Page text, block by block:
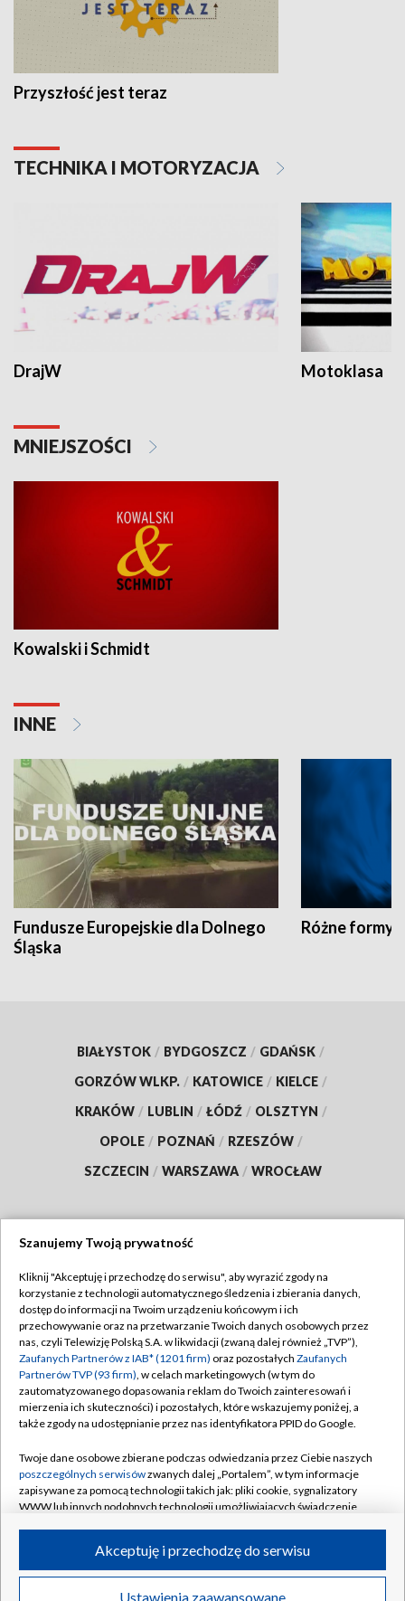
Przyszłość jest teraz
TECHNIKA I MOTORYZACJA
DrajW Motoklasa
MNIEJSZOŚCI
Kowalski i Schmidt
INNE
Fundusze Europejskie dla Dolnego
Śląska
Różne formy
BIAŁYSTOK / BYDGOSZCZ / GDAŃSK /
GORZÓW WLKP. / KATOWICE / KIELCE /
KRAKÓW / LUBLIN / ŁÓDŹ / OLSZTYN /
OPOLE / POZNAŃ / RZESZÓW /
SZCZECIN / WARSZAWA / WROCŁAW
TVP
Abonament TVP
Emisja w TVP
Centrum informacji TVP
Naziemna Telewizja Cyfrowa
Rada Programowa
System NOS
Informacje o nadawcy
Program dla prasy
Regulamin TVP
Polityka prywatności
Moje zgody
Pomoc
Kontakt
Kanały
©2026 Telewizja Polska S.A. w likwidacji
Szanujemy Twoją prywatność
Kliknij "Akceptuję i przechodzę do serwisu", aby wyrazić zgody na
korzystanie z technologii automatycznego śledzenia i zbierania danych,
dostęp do informacji na Twoim urządzeniu końcowym i ich
przechowywanie oraz na przetwarzanie Twoich danych osobowych przez
nas, czyli Telewizję Polską S.A. w likwidacji (zwaną dalej również „TVP”),
Zaufanych Partnerów z IAB* (1201 firm) oraz pozostałych Zaufanych
Partnerów TVP (93 firm), w celach marketingowych (w tym do
zautomatyzowanego dopasowania reklam do Twoich zainteresowań i
mierzenia ich skuteczności) i pozostałych, które wskazujemy poniżej, a
także zgody na udostępnianie przez nas identyfikatora PPID do Google.
Twoje dane osobowe zbierane podczas odwiedzania przez Ciebie naszych
poszczególnych serwisówzwanych dalej „Portalem”, w tym informacje
zapisywane za pomocą technologii takich jak: pliki cookie, sygnalizatory
WWW lub innych podobnych technologii umożliwiających świadczenie
ruchu w Internecie.
Twoje dane osobowe zbierane podczas odwiedzania przez Ciebie
Ustawienia zaawansowane
Akceptuję i przechodzę do serwisu